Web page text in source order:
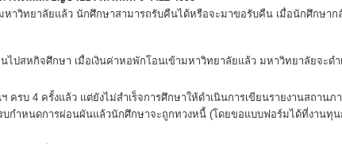
หาวิทยาลัยแล้ว นักศึกษาสามารถรับคืนได้หรือจะมาขอรับคืน เมื่อนักศึกษาก
กิจศึกษา เมื่อเงินค่าหอพักโอนเข้ามหาวิทยาลัยแล้ว มหาวิทยาลัยจะดำ
4 ครั้งแล้ว แต่ยังไม่สำเร็จการศึกษาให้ดำเนินการเขียนรายงานสถานภ
บกำหนดการผ่อนผันแล้วนักศึกษาจะถูกทวงหนี้ (โดยขอแบบฟอร์มได้ที่งานทุน